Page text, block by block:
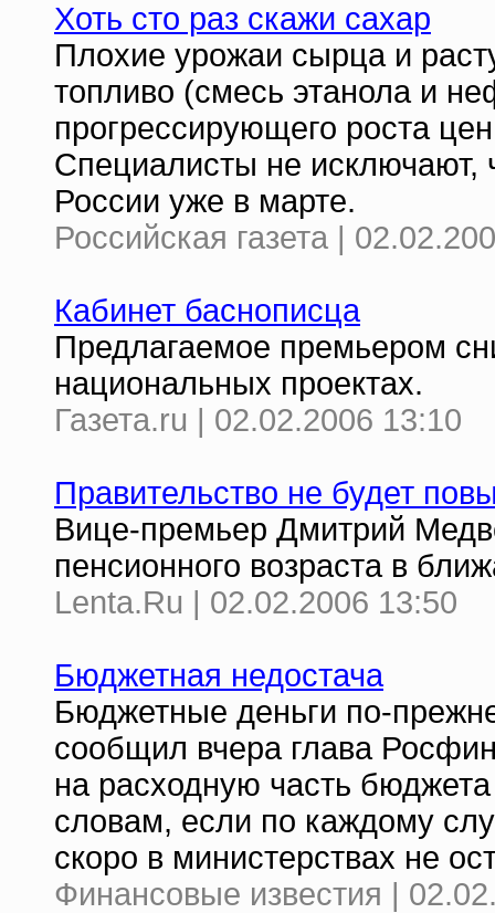
Хоть сто раз скажи сахар
Плохие урожаи сырца и
топливо (смесь этанола и
прогрессирующего роста
Специалисты не исключают,
России уже в марте.
Российская газета |
Кабинет баснописца
Предлагаемое премьером
национальных проектах.
Газета.ru | 02.02.2006 13:10
Правительство не будет
Вице-премьер Дмитрий
пенсионного возраста в
Lenta.Ru | 02.02.2006 13:50
Бюджетная недостача
Бюджетные деньги по-
сообщил вчера глава
на расходную часть
словам, если по каждому
скоро в министерствах не
Финансовые известия |